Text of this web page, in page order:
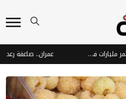
بيركشاير هاثاواي تقلص سيولتها وتستثمر مليارات في الأسهم مع ارتفاع الأرباح